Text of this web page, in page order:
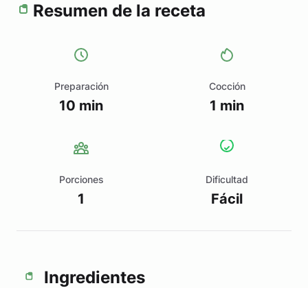
Resumen de la receta
Preparación
10 min
Cocción
1 min
Porciones
1
Dificultad
Fácil
Ingredientes